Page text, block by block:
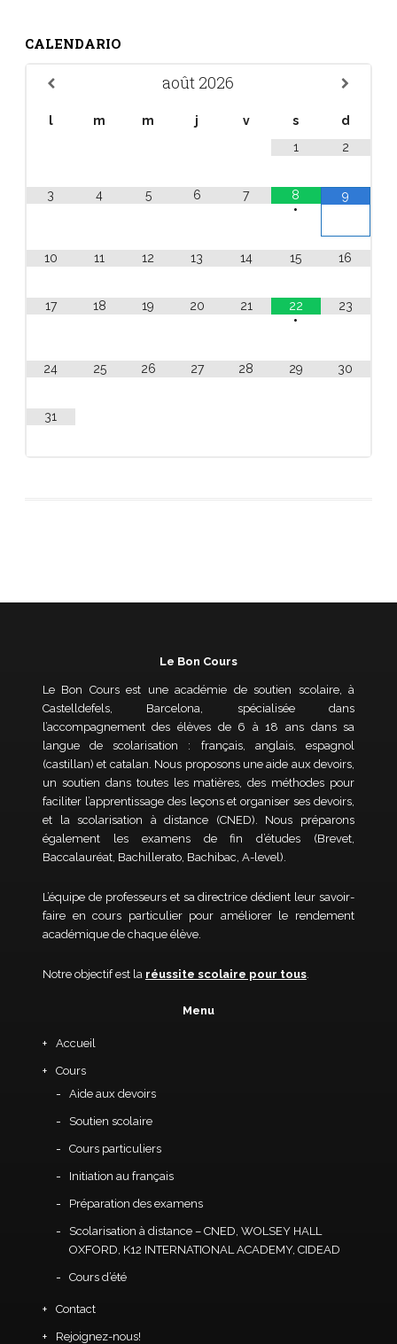
CALENDARIO
août 2026
l m m j v s
d
1
2
3 4 5 6 7
8
•
9
10 11 12 13 14 15 16
17 18 19 20 21
22
•
23
24 25 26 27 28 29 30
31
Le Bon Cours
Le Bon Cours est une académie de soutien scolaire, à
Castelldefels, Barcelona, spécialisée dans
l’accompagnement des élèves de 6 à 18 ans dans sa
langue de scolarisation : français, anglais, espagnol
(castillan) et catalan. Nous proposons une aide aux devoirs,
un soutien dans toutes les matières, des méthodes pour
faciliter l’apprentissage des leçons et organiser ses devoirs,
et la scolarisation à distance (CNED). Nous préparons
également les examens de fin d’études (Brevet,
Baccalauréat, Bachillerato, Bachibac, A-level).
L’équipe de professeurs et sa directrice dédient leur savoir-
faire en cours particulier pour améliorer le rendement
académique de chaque élève.
Notre objectif est la réussite scolaire pour tous.
Menu
Accueil
Cours
Aide aux devoirs
Soutien scolaire
Cours particuliers
Initiation au français
Préparation des examens
Scolarisation à distance – CNED, WOLSEY HALL
OXFORD, K12 INTERNATIONAL ACADEMY, CIDEAD
Cours d’été
Contact
Rejoignez-nous!